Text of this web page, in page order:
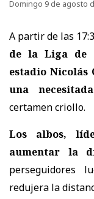
Domingo 9 de agosto
A partir de las
de la Liga de
estadio
una
certamen criollo.
Los albos,
aumentar la
perseguidores
redujera la